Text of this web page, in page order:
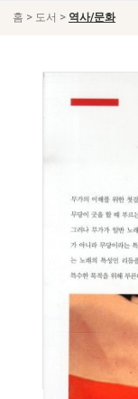
홈 > 도서 > 역사/문화